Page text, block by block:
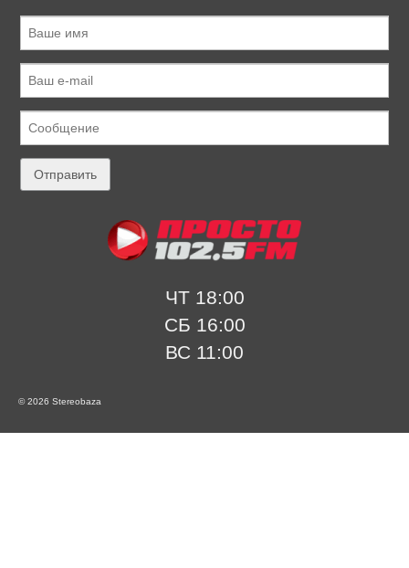
ЧТ 18:00
СБ 16:00
ВС 11:00
© 2026 Stereobaza